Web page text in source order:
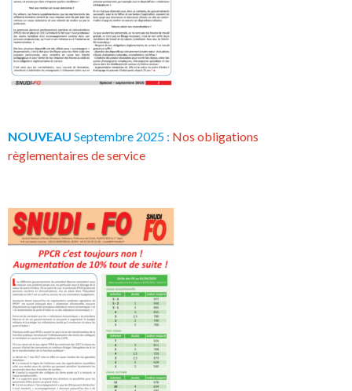
NOUVEAU Septembre 2025 : Nos obligations
règlementaires de service